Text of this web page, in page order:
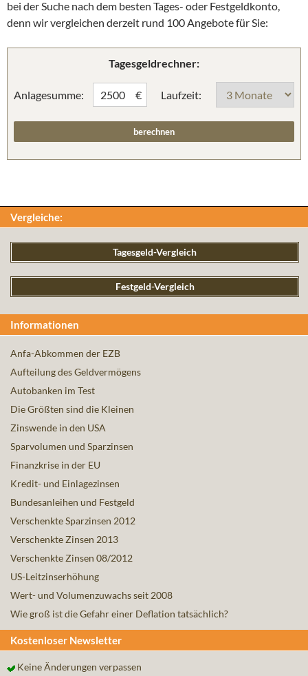
bei der Suche nach dem besten Tages- oder Festgeldkonto,
denn wir vergleichen derzeit rund 100 Angebote für Sie:
Tagesgeldrechner:
Anlagesumme: € Laufzeit:
Vergleiche:
Tagesgeld-Vergleich
Festgeld-Vergleich
Informationen
Anfa-Abkommen der EZB
Aufteilung des Geldvermögens
Autobanken im Test
Die Größten sind die Kleinen
Zinswende in den USA
Sparvolumen und Sparzinsen
Finanzkrise in der EU
Kredit- und Einlagezinsen
Bundesanleihen und Festgeld
Verschenkte Sparzinsen 2012
Verschenkte Zinsen 2013
Verschenkte Zinsen 08/2012
US-Leitzinserhöhung
Wert- und Volumenzuwachs seit 2008
Wie groß ist die Gefahr einer Deflation tatsächlich?
Kostenloser Newsletter
Keine Änderungen verpassen